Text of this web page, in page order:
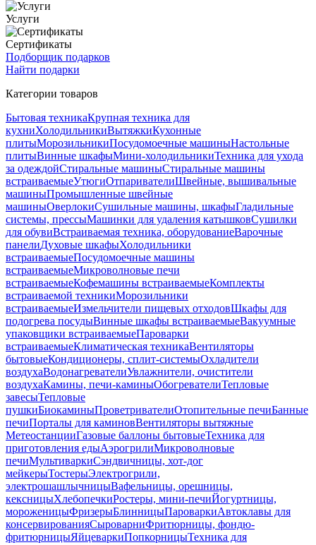
Услуги
Сертификаты
Подборщик подарков
Найти подарки
Категории товаров
Бытовая техникаКрупная техника для
кухниХолодильникиВытяжкиКухонные
плитыМорозильникиПосудомоечные машиныНастольные
плитыВинные шкафыМини-холодильникиТехника для ухода
за одеждойСтиральные машиныСтиральные машины
встраиваемыеУтюгиОтпаривателиШвейные, вышивальные
машиныПромышленные швейные
машиныОверлокиСушильные машины, шкафыГладильные
системы, прессыМашинки для удаления катышковСушилки
для обувиВстраиваемая техника, оборудованиеВарочные
панелиДуховые шкафыХолодильники
встраиваемыеПосудомоечные машины
встраиваемыеМикроволновые печи
встраиваемыеКофемашины встраиваемыеКомплекты
встраиваемой техникиМорозильники
встраиваемыеИзмельчители пищевых отходовШкафы для
подогрева посудыВинные шкафы встраиваемыеВакуумные
упаковщики встраиваемыеПароварки
встраиваемыеКлиматическая техникаВентиляторы
бытовыеКондиционеры, сплит-системыОхладители
воздухаВодонагревателиУвлажнители, очистители
воздухаКамины, печи-каминыОбогревателиТепловые
завесыТепловые
пушкиБиокаминыПроветривателиОтопительные печиБанные
печиПорталы для каминовВентиляторы вытяжные
МетеостанцииГазовые баллоны бытовыеТехника для
приготовления едыАэрогрилиМикроволновые
печиМультиваркиСэндвичницы, хот-дог
мейкерыТостерыЭлектрогрили,
электрошашлычницыВафельницы, орешницы,
кексницыХлебопечкиРостеры, мини-печиЙогуртницы,
мороженицыФризерыБлинницыПароваркиАвтоклавы для
консервированияСыроварниФритюрницы, фондю-
фритюрницыЯйцеваркиПопкорницыТехника для